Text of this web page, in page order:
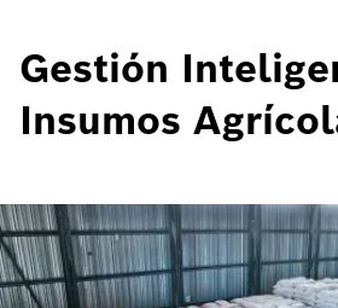
Gestión
Insumos